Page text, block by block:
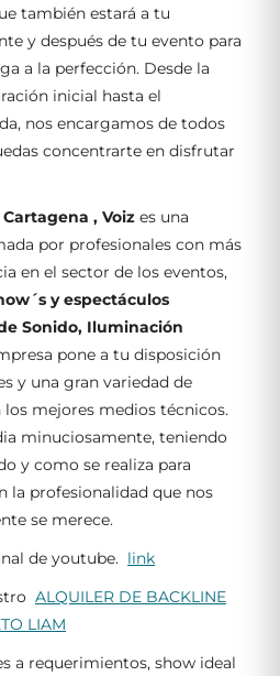
también estará a tu
y después de tu evento para
a la perfección. Desde la
inicial hasta el
nos encargamos de todos
concentrarte en disfrutar
, Voiz es una
por profesionales con más
en el sector de los eventos,
y espectáculos
Sonido, Iluminación
pone a tu disposición
y una gran variedad de
mejores medios técnicos.
minuciosamente, teniendo
y como se realiza para
la profesionalidad que nos
se merece.
de youtube. link
ALQUILER DE BACKLINE
LIAM
a requerimientos, show ideal